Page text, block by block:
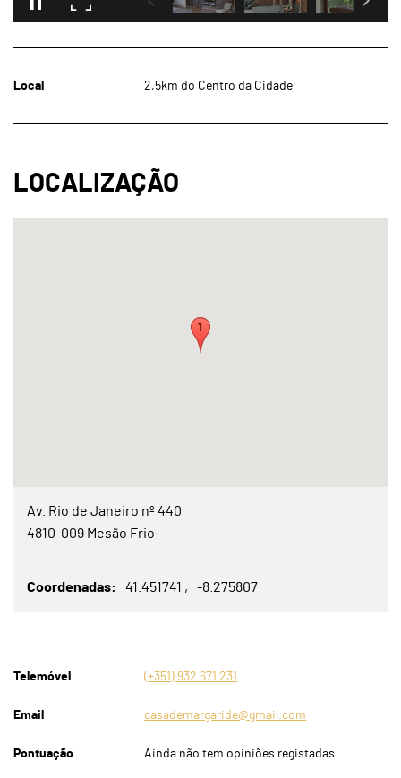
Local 2,5km do Centro da Cidade
Av. Rio de Janeiro nº 440
4810-009 Mesão Frio
Coordenadas 41.451741 -8.275807
Telemóvel (+351) 932 671 231
Email casademargaride@gmail.com
Pontuação Ainda não tem opiniões registadas